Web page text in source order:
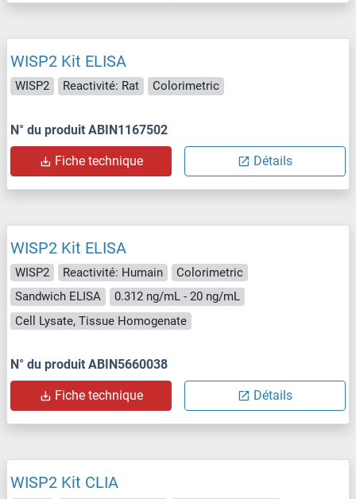
WISP2 Kit ELISA
WISP2 Reactivité: Rat Colorimetric
N° du produit ABIN1167502
Fiche technique Détails
WISP2 Kit ELISA
WISP2 Reactivité: Humain
Colorimetric
Sandwich ELISA
0.312 ng/mL - 20 ng/mL
Cell Lysate, Tissue Homogenate
N° du produit ABIN5660038
Fiche technique Détails
WISP2 Kit CLIA